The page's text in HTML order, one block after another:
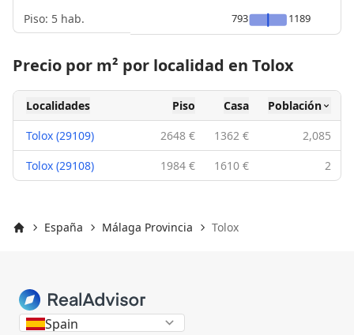
Piso: 5 hab.
793
1189
Precio por m² por localidad en Tolox
Localidades Piso Casa
Población
Tolox (29109)
2648 € 1362 €
2,085
Tolox (29108)
1984 € 1610 € 2
España Málaga Provincia Tolox
Spain